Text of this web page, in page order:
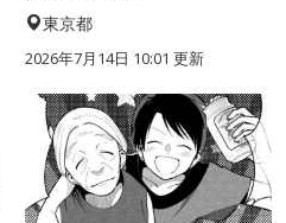
東京都
2026年7月14日 10:01 更新